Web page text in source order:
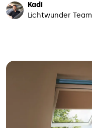
Kadi
Lichtwunder Team